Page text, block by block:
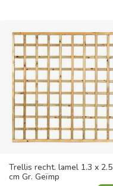
Trellis recht. lamel 1.3 x 2.5
cm Gr. Geïmp